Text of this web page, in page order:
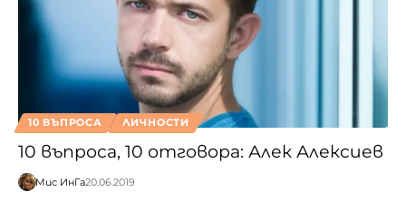
10 ВЪПРОСА ЛИЧНОСТИ
10 въпроса, 10 отговора: Алек Алексиев
Мис ИнГа20.06.2019